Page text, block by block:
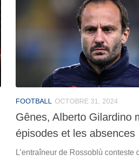
FOOTBALL OCTOBRE 31, 2024
Gênes, Alberto Gilardino
épisodes et les absences
L’entraîneur de Rossoblù conteste